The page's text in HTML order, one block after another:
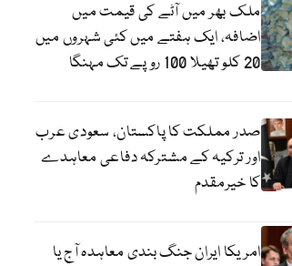
ملک بھر میں آٹے کی قیمت میں
اضافہ، ایک ہفتے میں کئی شہروں میں
20 کلو تھیلا 100 روپے تک مہنگا
صدر مملکت کا پاکستان، سعودی عرب
اور ترکیہ کے مشترکہ دفاعی معاہدے
کا خیرمقدم
امریکا ایران جنگ بندی معاہدہ آج یا